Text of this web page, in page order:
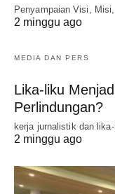
Penyampaian Visi,
2 minggu ago
MEDIA DAN PERS
Lika-liku
Perlindungan?
kerja jurnalistik dan
2 minggu ago